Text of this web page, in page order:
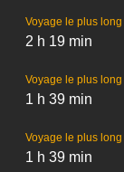
Voyage le plus long
2 h 19 min
Voyage le plus long
1 h 39 min
Voyage le plus long
1 h 39 min